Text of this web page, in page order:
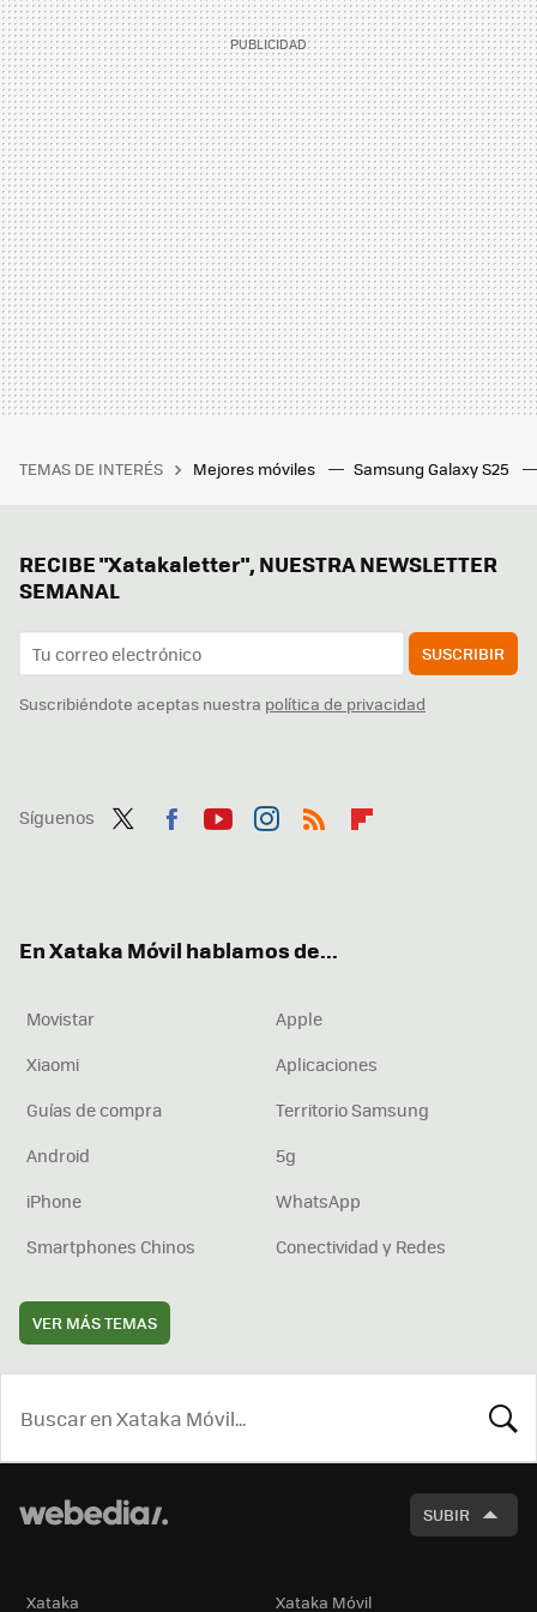
TEMAS DE INTERÉS Mejores móviles Samsung Galaxy S25
RECIBE "Xatakaletter", NUESTRA NEWSLETTER
SEMANAL
SUSCRIBIR
Suscribiéndote aceptas nuestra política de privacidad
Síguenos
En Xataka Móvil hablamos de...
Movistar
Apple
Xiaomi
Aplicaciones
Guías de compra
Territorio Samsung
Android
5g
iPhone
WhatsApp
Smartphones Chinos
Conectividad y Redes
VER MÁS TEMAS
SUBIR
Xataka Xataka Móvil